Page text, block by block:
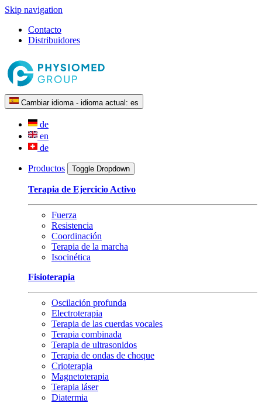
Skip navigation
Contacto
Distribuidores
Cambiar idioma - idioma actual: es
de
en
de
Productos Toggle Dropdown
Terapia de Ejercicio Activo
Fuerza
Resistencia
Coordinación
Terapia de la marcha
Isocinética
Fisioterapia
Oscilación profunda
Electroterapia
Terapia de las cuerdas vocales
Terapia combinada
Terapia de ultrasonidos
Terapia de ondas de choque
Crioterapia
Magnetoterapia
Terapia láser
Diatermia